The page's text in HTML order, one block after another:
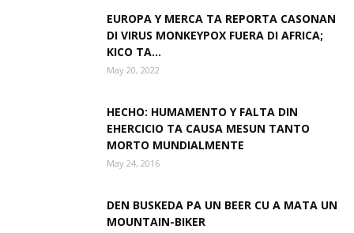
EUROPA Y MERCA TA REPORTA CASONAN
DI VIRUS MONKEYPOX FUERA DI AFRICA;
KICO TA...
May 20, 2022
HECHO: HUMAMENTO Y FALTA DIN
EHERCICIO TA CAUSA MESUN TANTO
MORTO MUNDIALMENTE
May 24, 2016
DEN BUSKEDA PA UN BEER CU A MATA UN
MOUNTAIN-BIKER